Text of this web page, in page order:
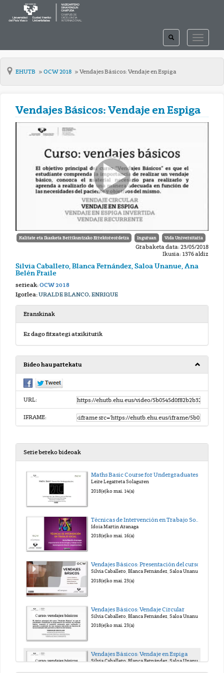
TOGGLE
TOGGLE
SEARCH
EHUTB OCW 2018 Vendajes Básicos: Vendaje en Espiga
Vendajes Básicos: Vendaje en Espiga
Kalitate eta Ikasketa Berrikuntzako Errektoreordetza Inguruan Vida Universitaria
Grabaketa data: 23/05/2018
Ikusia: 1376 aldiz
Silvia Caballero, Blanca Fernández, Saloa Unanue, Ana
Belén Fraile
serieak:OCW 2018
Igorlea:URALDE BLANCO, ENRIQUE
Eranskinak
Ez dago fitxategi atxikiturik
Bideo hau partekatu
URL:
IFRAME:
Serie bereko bideoak
Maths Basic Course for Undergraduates
Leire Legarreta Solaguren
2018(e)ko mai. 14(a)
Idoia Martin Aranaga
2018(e)ko mai. 16(a)
Vendajes Básicos: Presentación del curso
2018(e)ko mai. 23(a)
Vendajes Básicos: Vendaje Circular
2018(e)ko mai. 23(a)
Vendajes Básicos: Vendaje en Espiga
Silvia Caballero, Blanca Fernández, Saloa Unanue, Ana Belén Fraile